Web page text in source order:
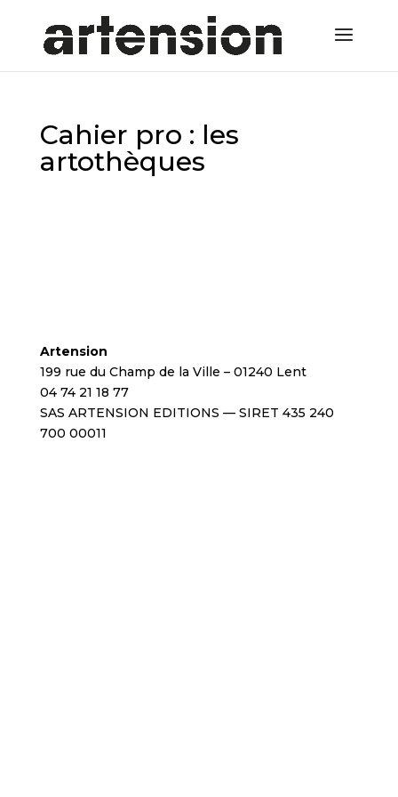
Cahier pro : les
artothèques
Artension
199 rue du Champ de la Ville – 01240 Lent
04 74 21 18 77
SAS ARTENSION EDITIONS — SIRET 435 240
700 00011